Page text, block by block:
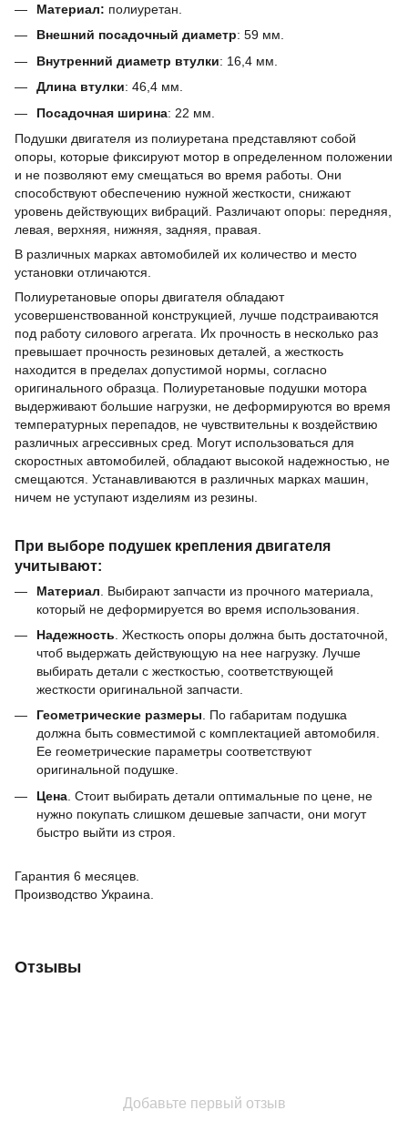
Материал: полиуретан.
Внешний посадочный диаметр: 59 мм.
Внутренний диаметр втулки: 16,4 мм.
Длина втулки: 46,4 мм.
Посадочная ширина: 22 мм.
Подушки двигателя из полиуретана представляют собой
опоры, которые фиксируют мотор в определенном положении
и не позволяют ему смещаться во время работы. Они
способствуют обеспечению нужной жесткости, снижают
уровень действующих вибраций. Различают опоры: передняя,
левая, верхняя, нижняя, задняя, правая.
В различных марках автомобилей их количество и место
установки отличаются.
Полиуретановые опоры двигателя обладают
усовершенствованной конструкцией, лучше подстраиваются
под работу силового агрегата. Их прочность в несколько раз
превышает прочность резиновых деталей, а жесткость
находится в пределах допустимой нормы, согласно
оригинального образца. Полиуретановые подушки мотора
выдерживают большие нагрузки, не деформируются во время
температурных перепадов, не чувствительны к воздействию
различных агрессивных сред. Могут использоваться для
скоростных автомобилей, обладают высокой надежностью, не
смещаются. Устанавливаются в различных марках машин,
ничем не уступают изделиям из резины.
При выборе подушек крепления двигателя
учитывают:
Материал . Выбирают запчасти из прочного материала,
который не деформируется во время использования.
Надежность . Жесткость опоры должна быть достаточной,
чтоб выдержать действующую на нее нагрузку. Лучше
выбирать детали с жесткостью, соответствующей
жесткости оригинальной запчасти.
Геометрические размеры. По габаритам подушка
должна быть совместимой с комплектацией автомобиля.
Ее геометрические параметры соответствуют
оригинальной подушке.
Цена . Стоит выбирать детали оптимальные по цене, не
нужно покупать слишком дешевые запчасти, они могут
быстро выйти из строя.
Гарантия 6 месяцев.
Производство Украина.
Отзывы
Добавьте первый отзыв